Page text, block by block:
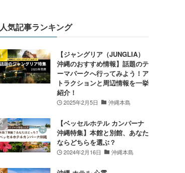
人気記事ランキング
【ジャングリア（JUNGLIA）
沖縄のおすすめ情報】話題のテ
ーマパークへ行ってみよう！ア
トラクションと周辺情報を一挙
紹介！
2025年2月5日 沖縄本島
【ベッセルホテル カンパーナ
沖縄特集】本館と別館、あなた
ならどちらを選ぶ？
2024年2月16日 沖縄本島